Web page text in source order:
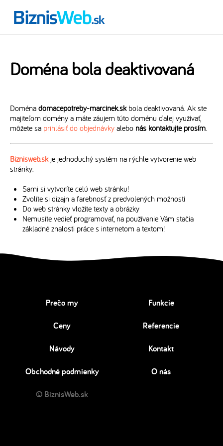
Doména bola deaktivovaná
Doména domacepotreby-marcinek.skbola deaktivovaná. Ak ste
majiteľom domény a máte záujem túto doménu ďalej využívať,
môžete sa prihlásiť do objednávky alebo nás kontaktujte prosím.
Biznisweb.skje jednoduchý systém na rýchle vytvorenie web
stránky:
Sami si vytvoríte celú web stránku!
Zvolíte si dizajn a farebnosť z predvolených možností
Do web stránky vložíte texty a obrázky
Nemusíte vedieť programovať, na používanie Vám stačia
základné znalosti práce s internetom a textom!
Prečo my Funkcie
Ceny Referencie
Návody Kontakt
Obchodné podmienky O nás
© BiznisWeb.sk